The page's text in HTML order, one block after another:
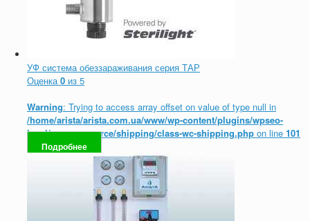
УФ система обеззараживания серия ТАР
Оценка 0 из 5
Warning: Trying to access array offset on value of type null in
/home/arista/arista.com.ua/www/wp-content/plugins/wpseo-
local/woocommerce/shipping/class-wc-shipping.php on line 101
Подробнее